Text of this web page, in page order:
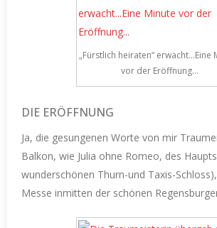
„Fürstlich heiraten“ erwacht…Eine
vor der Eröffnung…
DIE ERÖFFNUNG
Ja, die gesungenen Worte von mir
Balkon, wie Julia ohne Romeo, des
wunderschönen Thurn-und Taxis-
Messe inmitten der schönen